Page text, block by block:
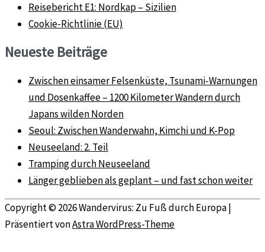
Reisebericht E1: Nordkap – Sizilien
Cookie-Richtlinie (EU)
Neueste Beiträge
Zwischen einsamer Felsenküste, Tsunami-Warnungen
und Dosenkaffee – 1200 Kilometer Wandern durch
Japans wilden Norden
Seoul: Zwischen Wanderwahn, Kimchi und K-Pop
Neuseeland: 2. Teil
Tramping durch Neuseeland
Länger geblieben als geplant – und fast schon weiter
Copyright © 2026Wandervirus: Zu Fuß durch Europa|
Präsentiert vonAstra WordPress-Theme